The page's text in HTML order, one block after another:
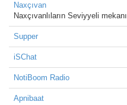
Naxçıvan
Naxçıvanlıların Seviyyeli mekanı
Supper
iSChat
NotiBoom Radio
Apnibaat